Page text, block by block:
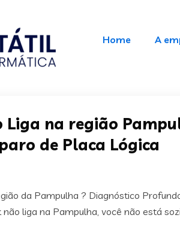
Home A
Liga na região
de Placa Lógica
da Pampulha ? Diagnóstico
liga na Pampulha, você não está